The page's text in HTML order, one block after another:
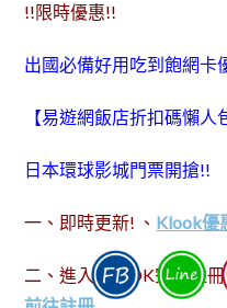
!!限時優惠!!
出國必備好用吃到飽網卡
【易遊網飯店折扣碼懶
日本環球影城門票開搶!!
一、即時更新! 、 Klook優
二、進入KLOOK完成註